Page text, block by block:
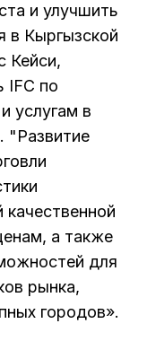
и улучшить
в Кыргызской
Кейси,
IFC по
услугам в
"Развитие
качественной
а также
для
рынка,
городов».